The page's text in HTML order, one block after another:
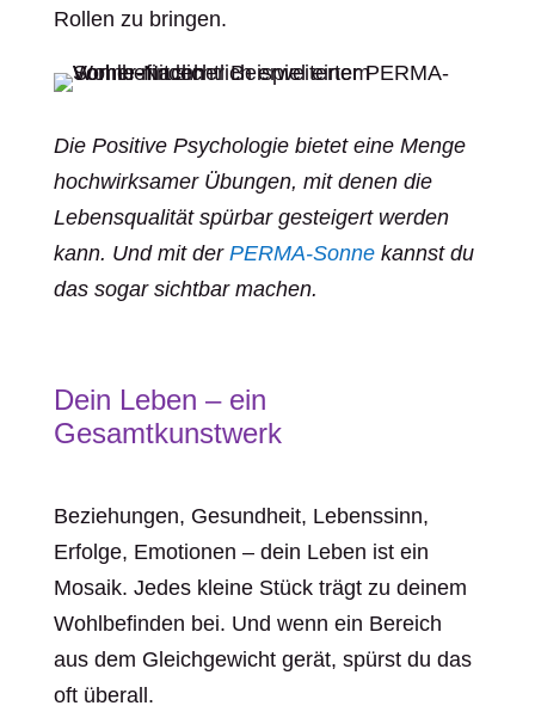
Rollen zu bringen.
Die Positive Psychologie bietet eine Menge
hochwirksamer Übungen, mit denen die
Lebensqualität spürbar gesteigert werden
kann. Und mit der PERMA-Sonnekannst du
das sogar sichtbar machen.
Dein Leben – ein
Gesamtkunstwerk
Beziehungen, Gesundheit, Lebenssinn,
Erfolge, Emotionen – dein Leben ist ein
Mosaik. Jedes kleine Stück trägt zu deinem
Wohlbefinden bei. Und wenn ein Bereich
aus dem Gleichgewicht gerät, spürst du das
oft überall.